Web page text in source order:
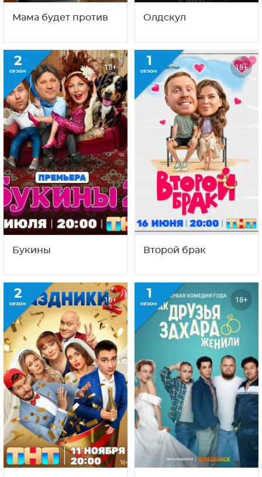
Мама будет против Олдскул
2
сезон 18+
Букины
1
сезон 18+
Второй брак
2
сезон 16+ 1
сезон 18+